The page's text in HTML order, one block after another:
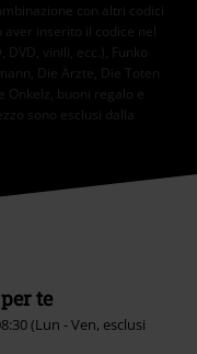
con altri codici
inserito il codice nel
vinili, ecc.), Funko
Die Ärzte, Die Toten
Onkelz, buoni regalo e
sono esclusi dalla
te
(Lun - Ven, esclusi